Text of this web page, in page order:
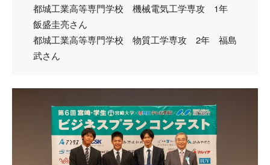
都城工業高等専門学校 機械電気工学専攻 1年
飯盛圭亮さん
都城工業高等専門学校 物質工学専攻 2年 福島
武さん